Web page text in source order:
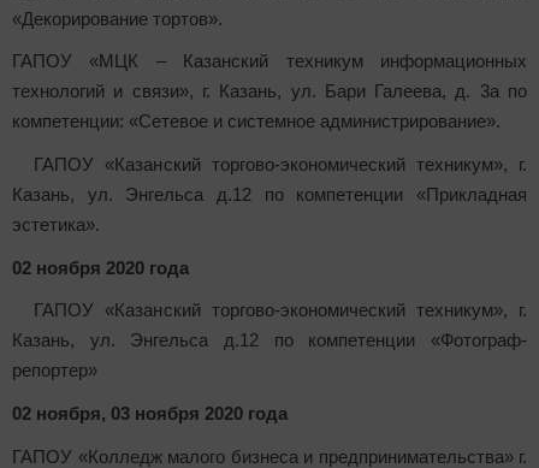
«Декорирование тортов».
ГАПОУ «МЦК – Казанский техникум информационных
технологий и связи», г. Казань, ул. Бари Галеева, д. 3а по
компетенции: «Сетевое и системное администрирование».
ГАПОУ «Казанский торгово-экономический техникум», г.
Казань, ул. Энгельса д.12 по компетенции «Прикладная
эстетика».
02 ноября 2020 года
ГАПОУ «Казанский торгово-экономический техникум», г.
Казань, ул. Энгельса д.12 по компетенции «Фотограф-
репортер»
02 ноября, 03 ноября 2020 года
ГАПОУ «Колледж малого бизнеса и предпринимательства» г.